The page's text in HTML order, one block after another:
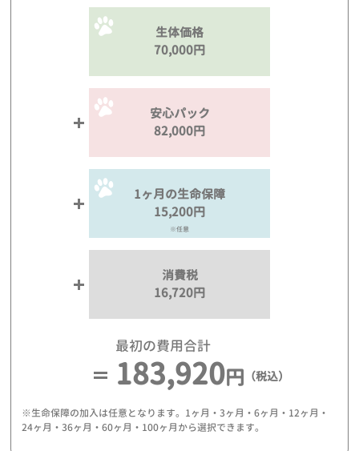
生体価格
70,000円
安心パック
82,000円
1ヶ月の生命保障
15,200円
※任意
消費税
16,720円
最初の費用合計
183,920円 （税込）
※生命保障の加入は任意となります。1ヶ月・3ヶ月・6ヶ月・12ヶ月・
24ヶ月・36ヶ月・60ヶ月・100ヶ月から選択できます。